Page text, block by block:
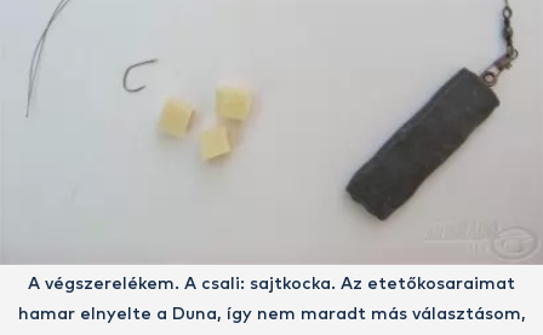
A végszerelékem. A csali: sajtkocka. Az etetőkosaraimat
hamar elnyelte a Duna, így nem maradt más választásom,